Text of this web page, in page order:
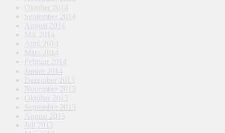
Oktober 2014
September 2014
August 2014
Mai 2014
April 2014
März 2014
Februar 2014
Januar 2014
Dezember 2013
November 2013
Oktober 2013
September 2013
August 2013
Juli 2013